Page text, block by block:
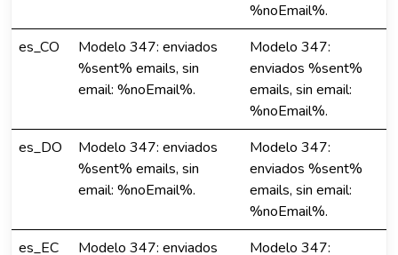
%noEmail%.
es_CO
Modelo 347: enviados
%sent% emails, sin
email: %noEmail%.
Modelo 347:
enviados %sent%
emails, sin email:
%noEmail%.
es_DO
Modelo 347: enviados
%sent% emails, sin
email: %noEmail%.
Modelo 347:
enviados %sent%
emails, sin email:
%noEmail%.
es_EC
Modelo 347: enviados
Modelo 347: